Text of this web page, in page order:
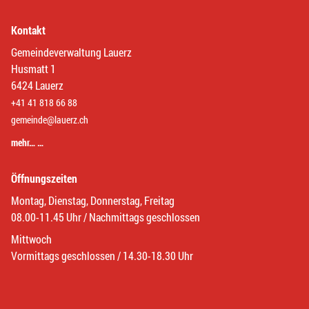
Kontakt
Gemeindeverwaltung Lauerz
Husmatt 1
6424 Lauerz
+41 41 818 66 88
gemeinde@lauerz.ch
mehr… …
Öffnungszeiten
Montag, Dienstag, Donnerstag, Freitag
08.00-11.45 Uhr / Nachmittags geschlossen
Mittwoch
Vormittags geschlossen / 14.30-18.30 Uhr